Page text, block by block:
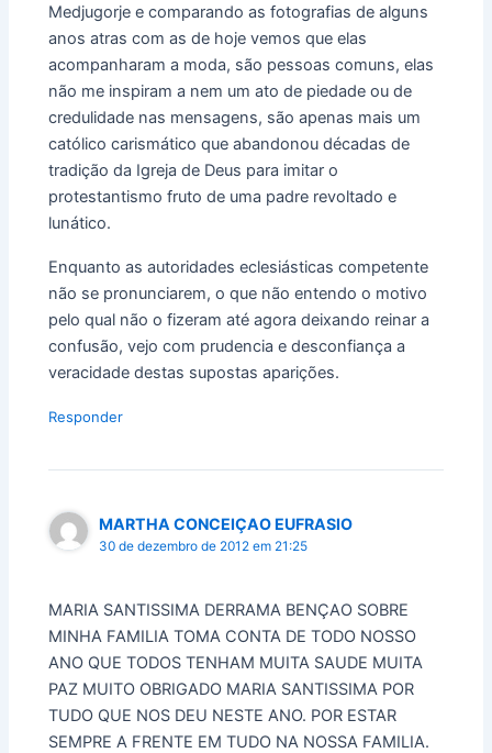
Medjugorje e comparando as fotografias de alguns
anos atras com as de hoje vemos que elas
acompanharam a moda, são pessoas comuns, elas
não me inspiram a nem um ato de piedade ou de
credulidade nas mensagens, são apenas mais um
católico carismático que abandonou décadas de
tradição da Igreja de Deus para imitar o
protestantismo fruto de uma padre revoltado e
lunático.
Enquanto as autoridades eclesiásticas competente
não se pronunciarem, o que não entendo o motivo
pelo qual não o fizeram até agora deixando reinar a
confusão, vejo com prudencia e desconfiança a
veracidade destas supostas aparições.
Responder
MARTHA CONCEIÇAO EUFRASIO
30 de dezembro de 2012 em 21:25
MARIA SANTISSIMA DERRAMA BENÇAO SOBRE
MINHA FAMILIA TOMA CONTA DE TODO NOSSO
ANO QUE TODOS TENHAM MUITA SAUDE MUITA
PAZ MUITO OBRIGADO MARIA SANTISSIMA POR
TUDO QUE NOS DEU NESTE ANO. POR ESTAR
SEMPRE A FRENTE EM TUDO NA NOSSA FAMILIA.